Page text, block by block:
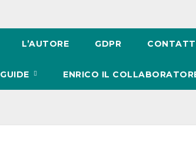
L’AUTORE GDPR
GUIDE ENRICO IL